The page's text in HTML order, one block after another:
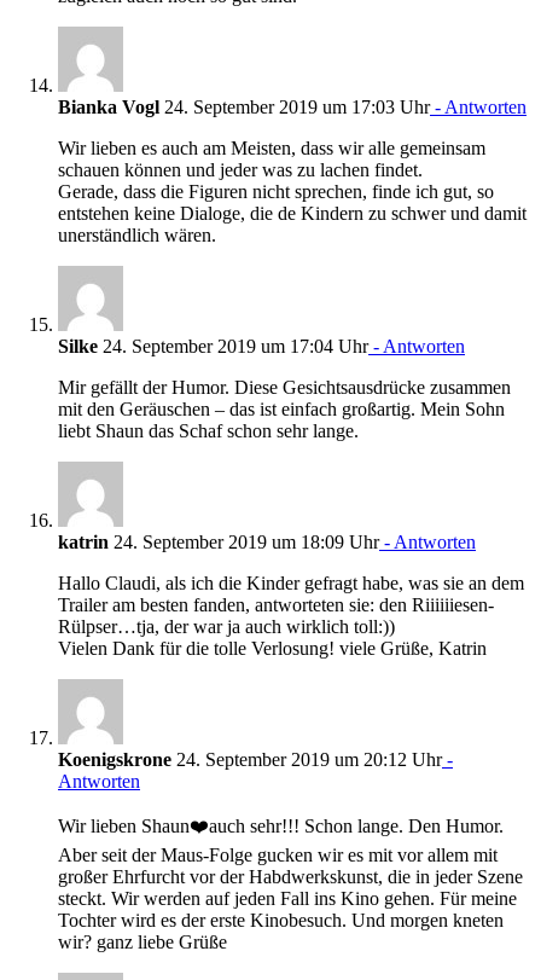
Bianka Vogl 24. September 2019 um 17:03 Uhr- Antworten
Wir lieben es auch am Meisten, dass wir alle gemeinsam
schauen können und jeder was zu lachen findet.
Gerade, dass die Figuren nicht sprechen, finde ich gut, so
entstehen keine Dialoge, die de Kindern zu schwer und damit
unerständlich wären.
Silke 24. September 2019 um 17:04 Uhr- Antworten
Mir gefällt der Humor. Diese Gesichtsausdrücke zusammen
mit den Geräuschen – das ist einfach großartig. Mein Sohn
liebt Shaun das Schaf schon sehr lange.
katrin 24. September 2019 um 18:09 Uhr- Antworten
Hallo Claudi, als ich die Kinder gefragt habe, was sie an dem
Trailer am besten fanden, antworteten sie: den Riiiiiiesen-
Rülpser…tja, der war ja auch wirklich toll:))
Vielen Dank für die tolle Verlosung! viele Grüße, Katrin
Koenigskrone 24. September 2019 um 20:12 Uhr-
Antworten
Wir lieben Shaun❤️auch sehr!!! Schon lange. Den Humor.
Aber seit der Maus-Folge gucken wir es mit vor allem mit
großer Ehrfurcht vor der Habdwerkskunst, die in jeder Szene
steckt. Wir werden auf jeden Fall ins Kino gehen. Für meine
Tochter wird es der erste Kinobesuch. Und morgen kneten
wir? ganz liebe Grüße